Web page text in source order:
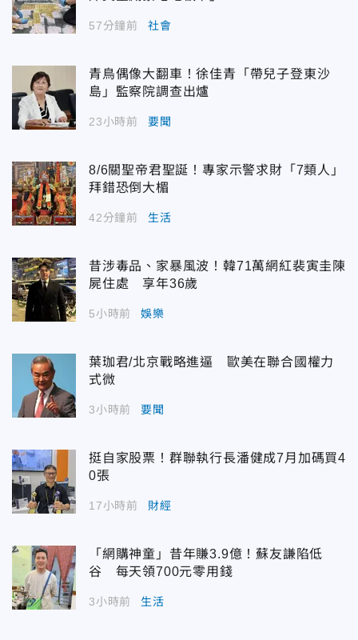
57分鐘前 社會
青鳥偶像大翻車！徐佳青「帶兒子登東沙
島」監察院調查出爐
23小時前 要聞
8/6關聖帝君聖誕！專家示警求財「7類人」
拜錯恐倒大楣
42分鐘前 生活
昔涉毒品、家暴風波！韓71萬網紅裴寅圭陳
屍住處 享年36歲
5小時前 娛樂
葉珈君/北京戰略進逼 歐美在聯合國權力
式微
3小時前 要聞
挺自家股票！群聯執行長潘健成7月加碼買4
0張
17小時前 財經
「網購神童」昔年賺3.9億！蘇友謙陷低
谷 每天領700元零用錢
3小時前 生活